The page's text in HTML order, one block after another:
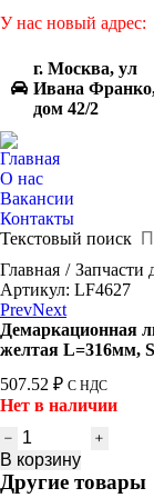
У нас новый адрес:
г. Москва, ул
Ивана
дом 42/2
Главная
О нас
Вакансии
Контакты
Текстовый поиск
You are here:
Главная Запчасти
Артикул: LF4627
PrevNext
Демаркационная
желтая L=316мм,
507.52 ₽ С НДС
Нет в наличии
Количество
товара
Демаркационная
В корзину
Другие товары